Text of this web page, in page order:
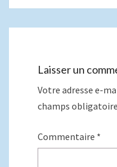
Laisser un
Votre adresse e-
champs
Commentaire *